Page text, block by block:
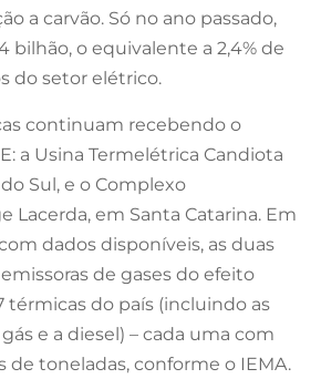
a carvão. Só no ano passado,
bilhão, o equivalente a 2,4% de
do setor elétrico.
continuam recebendo o
a Usina Termelétrica Candiota
Sul, e o Complexo
Lacerda, em Santa Catarina. Em
dados disponíveis, as duas
de gases do efeito
térmicas do país (incluindo as
e a diesel) – cada uma com
de toneladas, conforme o IEMA.